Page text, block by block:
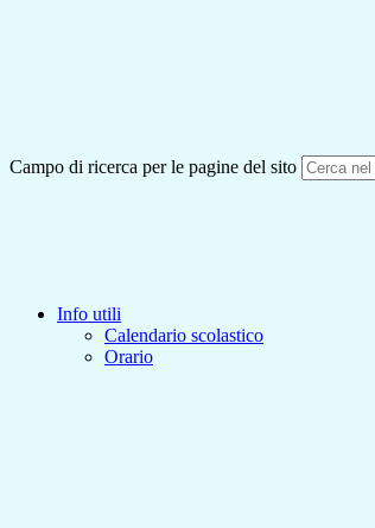
Campo di ricerca per le pagine del sito
Info utili
Calendario scolastico
Orario